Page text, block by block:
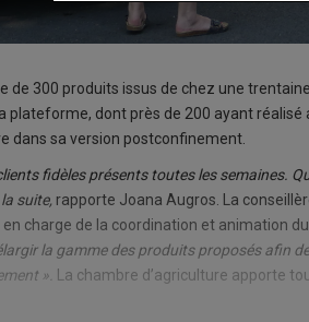
de 300 produits issus de chez une
plateforme, dont près de 200 ayant
dans sa version postconfinement.
fidèles présents toutes les semaines.
suite, rapporte Joana Augros. La
en charge de la coordination et animation
la gamme des produits proposés afin
». La chambre d’agriculture apporte